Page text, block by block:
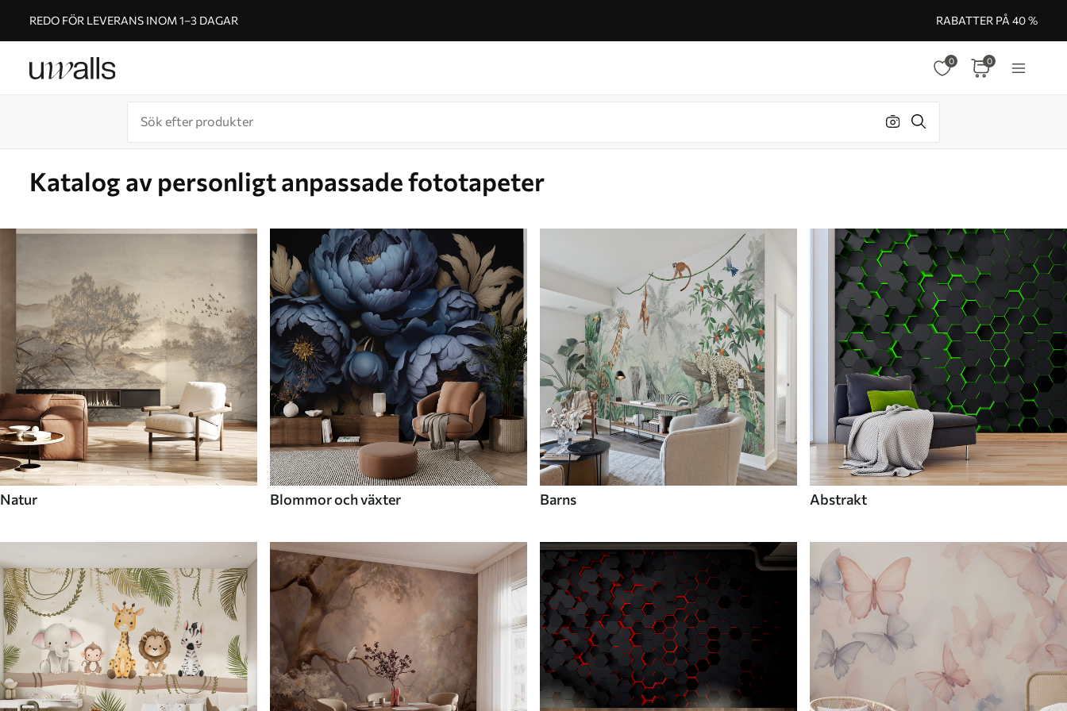
REDO FÖR LEVERANS INOM 1–3 DAGAR RABATTER PÅ 40 %
0 0
Katalog av personligt anpassade fototapeter
Natur Blommor och växter Barns Abstrakt